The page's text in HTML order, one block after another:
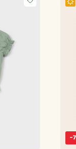
-